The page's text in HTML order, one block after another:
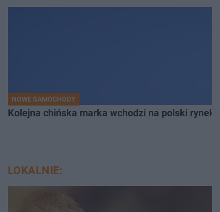
NOWE SAMOCHODY
Kolejna chińska marka wchodzi na polski
LOKALNIE: